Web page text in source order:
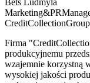
CreditCollectionGroup
Firma
produkcyjnemu
wzajemnie korzystną
wysokiej jakości